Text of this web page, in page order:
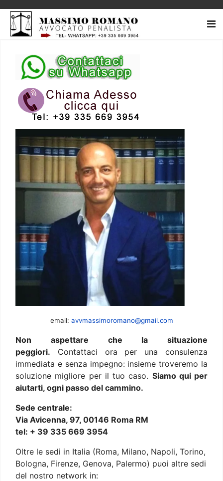
email: avvmassimoromano@gmail.com
Non aspettare che la situazione
peggiori. Contattaci ora per una consulenza
immediata e senza impegno: insieme troveremo la
soluzione migliore per il tuo caso. Siamo qui per
aiutarti, ogni passo del cammino.
Sede centrale:
Via Avicenna, 97, 00146 Roma RM
tel: + 39 335 669 3954
Oltre le sedi in Italia (Roma, Milano, Napoli, Torino,
Bologna, Firenze, Genova, Palermo) puoi altre sedi
del nostro network in: